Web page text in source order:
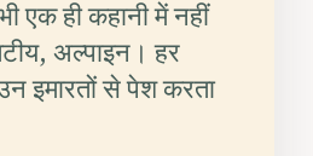
एक ही कहानी में नहीं
अल्पाइन। हर
इमारतों से पेश करता